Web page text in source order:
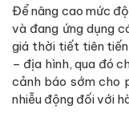
Để nâng cao mức
và đang ứng dụng
giá thời tiết tiên
– địa hình, qua đó
cảnh báo sớm cho
nhiễu động đối với